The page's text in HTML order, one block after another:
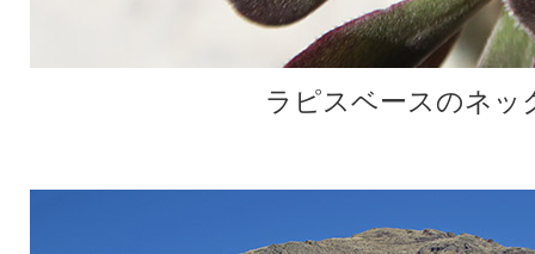
ラピスベースのネッ